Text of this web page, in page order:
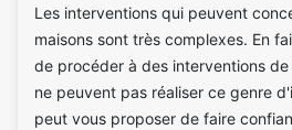
Les interventions qui peuvent
maisons sont très complexes. En
de procéder à des interventions
ne peuvent pas réaliser ce genre
peut vous proposer de faire